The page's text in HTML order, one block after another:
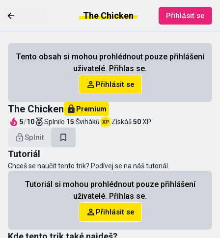
The Chicken Přihlásit se
Tento obsah si mohou prohlédnout pouze přihlášení
uživatelé. Přihlas se.
Přihlásit se
The Chicken
Premium
5/10 Splnilo 15 Šviháků Získáš50XP
Splnit
Tutoriál
Chceš se naučit tento trik? Podívej se na náš tutoriál.
Tutoriál si mohou prohlédnout pouze přihlášení
uživatelé. Přihlas se.
Přihlásit se